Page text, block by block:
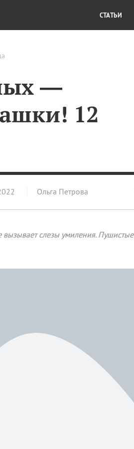
—
12
Ольга Петрова
слезы умиления. Пушистые
СТАТЬИ